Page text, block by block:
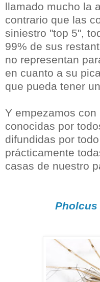
llamado mucho la
contrario que las
siniestro "top 5",
99% de sus
no representan
en cuanto a su
que pueda tener
Y empezamos
conocidas por
difundidas por
prácticamente
casas de nuestro